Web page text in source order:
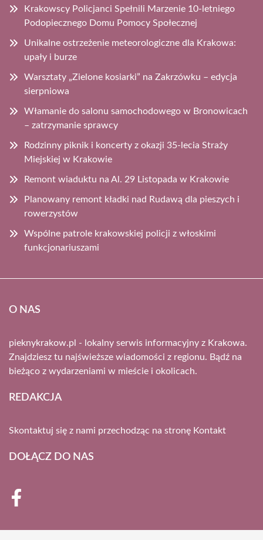
Krakowscy Policjanci Spełnili Marzenie 10-letniego
Podopiecznego Domu Pomocy Społecznej
Unikalne ostrzeżenie meteorologiczne dla Krakowa:
upały i burze
Warsztaty „Zielone kosiarki” na Zakrzówku – edycja
sierpniowa
Włamanie do salonu samochodowego w Bronowicach
– zatrzymanie sprawcy
Rodzinny piknik i koncerty z okazji 35-lecia Straży
Miejskiej w Krakowie
Remont wiaduktu na Al. 29 Listopada w Krakowie
Planowany remont kładki nad Rudawą dla pieszych i
rowerzystów
Wspólne patrole krakowskiej policji z włoskimi
funkcjonariuszami
O NAS
pieknykrakow.pl - lokalny serwis informacyjny z Krakowa.
Znajdziesz tu najświeższe wiadomości z regionu. Bądź na
bieżąco z wydarzeniami w mieście i okolicach.
REDAKCJA
Skontaktuj się z nami przechodząc na stronę Kontakt
DOŁĄCZ DO NAS